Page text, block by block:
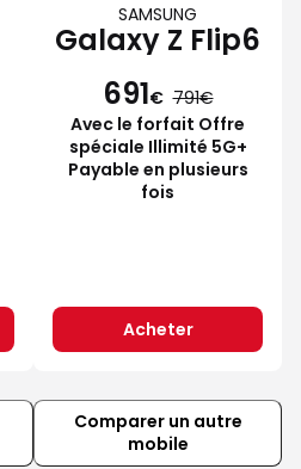
SAMSUNG
Galaxy Z Flip6
691€ 791
Avec le forfait Offre
spéciale Illimité 5G+
Payable en plusieurs
fois
Acheter
Comparer un autre
mobile